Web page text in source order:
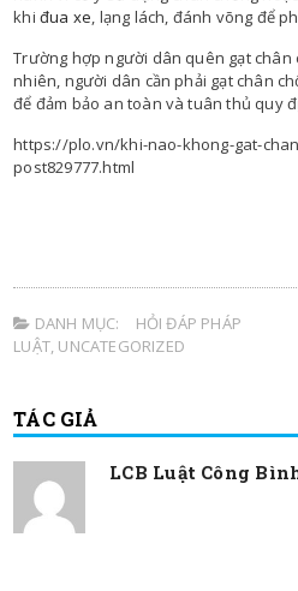
khi đua xe, lạng lách, đánh võng để
Trường hợp người dân quên gạt chân
nhiên, người dân cần phải gạt chân
để đảm bảo an toàn và tuân thủ quy
https://plo.vn/khi-nao-khong-gat-
post829777.html
DANH MỤC:
HỎI ĐÁP PHÁP
LUẬT, UNCATEGORIZED
TÁC GIẢ
LCB Luật Công